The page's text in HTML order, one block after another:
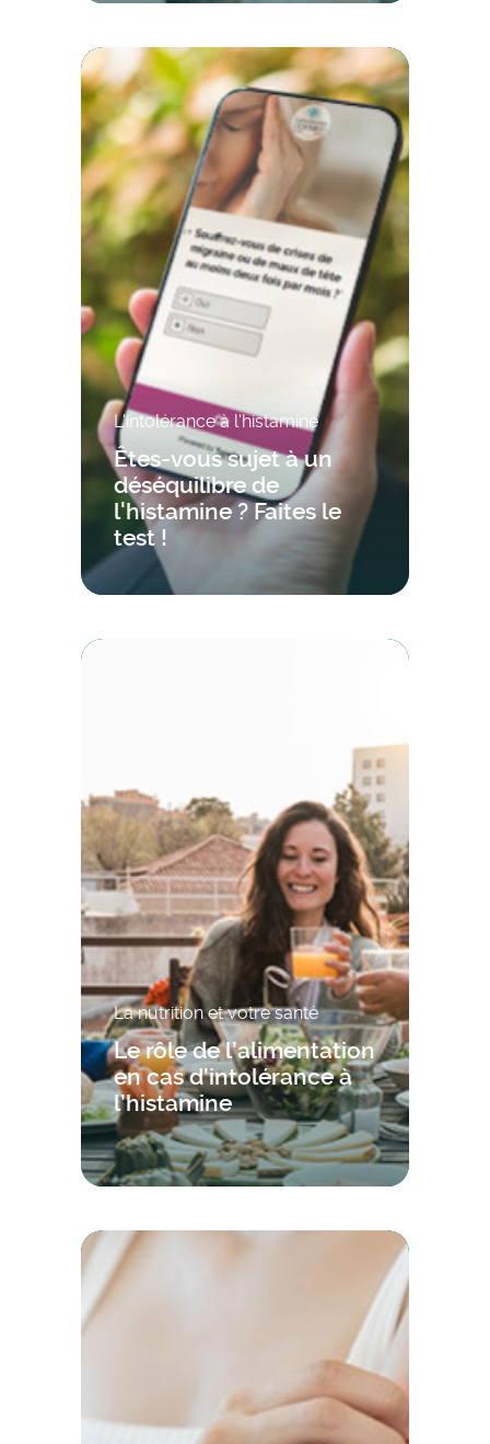
L'intolérance à l'histamine
Êtes-vous sujet à un
déséquilibre de
l'histamine ? Faites le
test !
La nutrition et votre santé
Le rôle de l’alimentation
en cas d’intolérance à
l’histamine